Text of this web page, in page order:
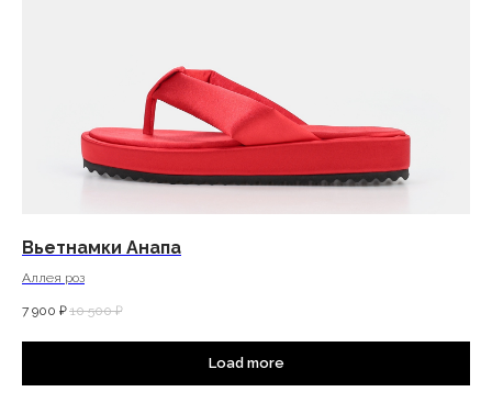
Вьетнамки Анапа
Аллея роз
7 900 ₽ 10 500 ₽
Load more